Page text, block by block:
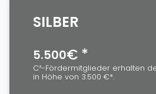
SILBER
€ *
5.500
C³-Fördermitglieder erhalten
in Höhe von 3.500 €*.